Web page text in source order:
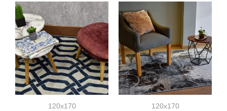
120x170 120x170